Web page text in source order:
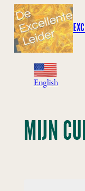
Ga
naar
inhoud
English
MIJN